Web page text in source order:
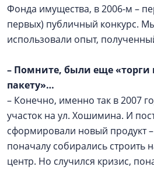
Фонда имущества, в 2006-м –
первых) публичный конкурс.
использовали опыт,
– Помните, были еще «торги
пакету»…
– Конечно, именно так в 2007
участок на ул. Хошимина. И
сформировали новый продукт –
поначалу собирались строить
центр. Но случился кризис,